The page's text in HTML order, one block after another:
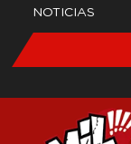
NOTICIAS